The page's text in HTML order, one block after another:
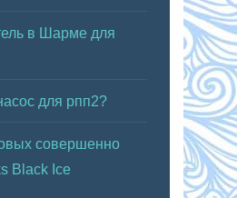
в Шарме для
для рпп2?
совершенно
Black Ice